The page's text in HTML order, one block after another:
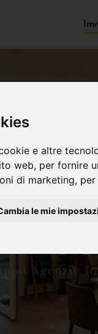
e altre
web, per fornire
di marketing,
le mie